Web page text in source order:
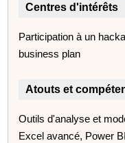
Centres d'intérêts
Participation à un
business plan
Atouts et
Outils d'analyse et
Excel avancé, Power